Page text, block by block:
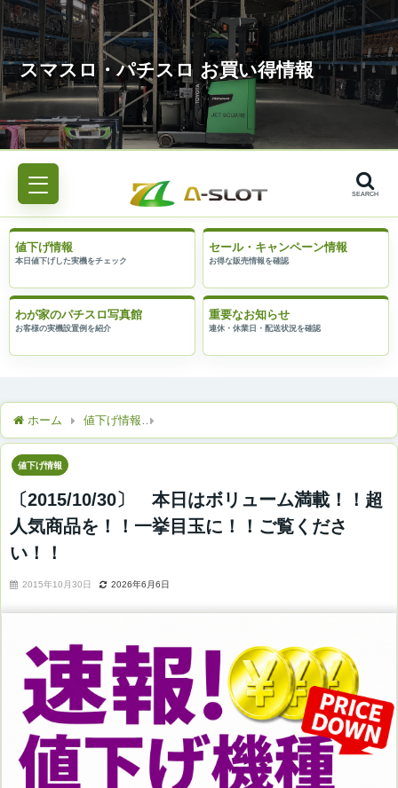
SEARCH
値下げ情報 セール・キャンペーン情報
わが家のパチスロ写真館 重要なお知らせ
ホーム 値下げ情報
値下げ情報
〔2015/10/30〕 本日はボリューム満載！！超
人気商品を！！一挙目玉に！！ご覧くださ
い！！
2015年10月30日 2026年6月6日